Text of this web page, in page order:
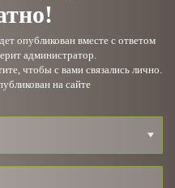
опубликован вместе с ответом
администратор.
чтобы с вами связались лично.
на сайте